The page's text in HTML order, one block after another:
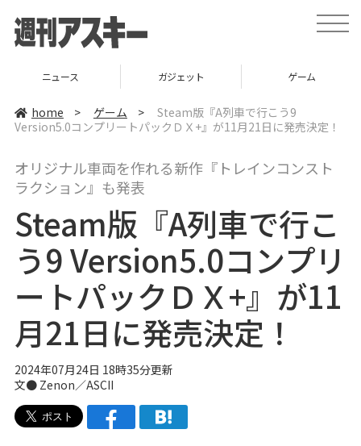
t
o
i
ニュース ガジェット ゲーム
home > ゲーム >
Steam版『A列車で行こう9
Version5.0コンプリートパックＤＸ+』が11月21日に発売決定！
オリジナル車両を作れる新作『トレインコンスト
ラクション』も発表
Steam版『A列車で行こ
う9 Version5.0コンプリ
ートパックＤＸ+』が11
月21日に発売決定！
2024年07月24日 18時35分更新
文● Zenon／ASCII